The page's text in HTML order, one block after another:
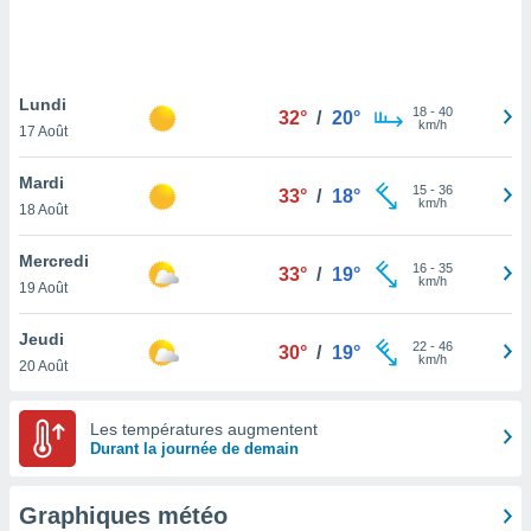
pas
de
à
cas,
que
sur le
et que
Lundi
17 Août
32° / 20° 18- 40
km/h
Mardi
18 Août
33° / 18° 15- 36
km/h
Mercredi
19 Août
33° / 19° 16- 35
km/h
Jeudi
20 Août
30° / 19° 22- 46
km/h
Les températures augmentent
Durant la journée de demain
Graphiques météo